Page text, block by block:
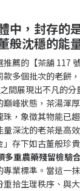
中，封存的
般沈穩的能
薦的【茶舖 117
多個批次的老餅
間展現出不凡的
峰狀態，茶湯渾
，象徵其物能已
深沈的老茶是高
存下如古董般珍
多重農藥殘留檢驗
業標準。當這一
拾生理秩序、與